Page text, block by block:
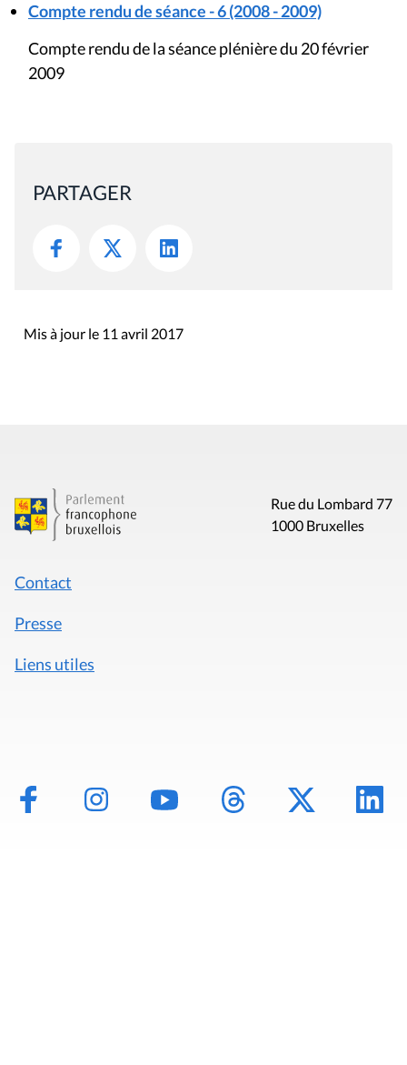
Compte rendu de séance - 6 (2008 - 2009)
Compte rendu de la séance plénière du 20 février
2009
PARTAGER
Mis à jour le 11 avril 2017
Rue du Lombard 77
1000 Bruxelles
Contact
Presse
Liens utiles